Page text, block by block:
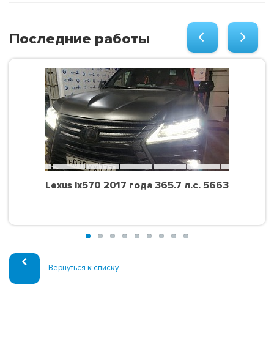
Последние работы
Lexus lx570 2017 года 365.7 л.с. 5663
Вернуться к списку